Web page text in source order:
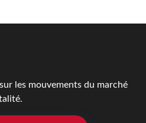
les mouvements du marché